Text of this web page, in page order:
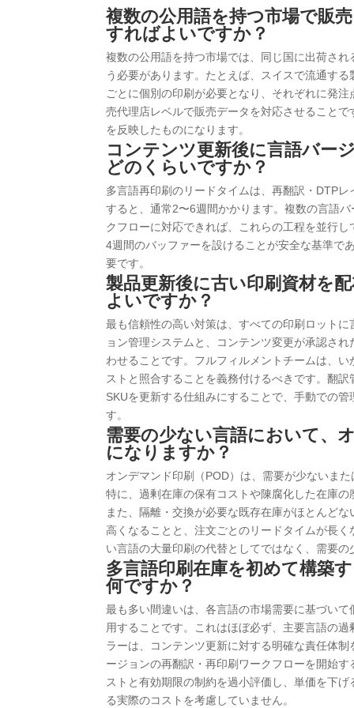
複数の公用語を持つ市場で販
すればよいですか？
複数の公用語を持つ市場では、同じ国に出荷さ
う必要があります。たとえば、スイスで流通す
ごとに個別の印刷が必要となり、それぞれに発
売代理店レベルで販売データを対応させること
を反映したものになります。
コンテンツ更新後に言語バー
どのくらいですか？
多言語再印刷のリードタイムは、再翻訳・DTP
すると、通常2〜6週間かかります。複数の言語
クフローに対応できれば、これらの工程を並行
4週間のバッファーを設けることが安全な基準で
要です。
製品更新後に古い印刷資材を
よいですか？
最も信頼性の高い対策は、すべての印刷ロット
ョン管理システムと、コンテンツ変更が承認さ
わせることです。フルフィルメントチームは、
ストと照合することを義務付けるべきです。翻
SKUを更新する仕組みにすることで、手動での
す。
需要の少ない言語において、
になりますか？
オンデマンド印刷（POD）は、需要が少ないま
特に、過剰在庫の保有コストや陳腐化した在庫
また、隔離・交換が必要な既存在庫がほとんど
高くなることと、注文ごとのリードタイムが長
い言語の大量印刷の代替としてではなく、需要
多言語印刷在庫を初めて構築
何ですか？
最も多い間違いは、各言語の市場需要に基づい
用することです。これはほぼ必ず、主要言語の
ラーは、コンテンツ更新に対する明確な責任体
ージョンの再翻訳・再印刷ワークフローを開始
ストと有効期限の制約を過小評価し、単価を下
る実際のコストを考慮していません。